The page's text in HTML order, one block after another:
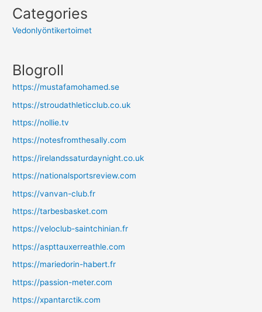
Categories
Vedonlyöntikertoimet
Blogroll
https://mustafamohamed.se
https://stroudathleticclub.co.uk
https://nollie.tv
https://notesfromthesally.com
https://irelandssaturdaynight.co.uk
https://nationalsportsreview.com
https://vanvan-club.fr
https://tarbesbasket.com
https://veloclub-saintchinian.fr
https://aspttauxerreathle.com
https://mariedorin-habert.fr
https://passion-meter.com
https://xpantarctik.com